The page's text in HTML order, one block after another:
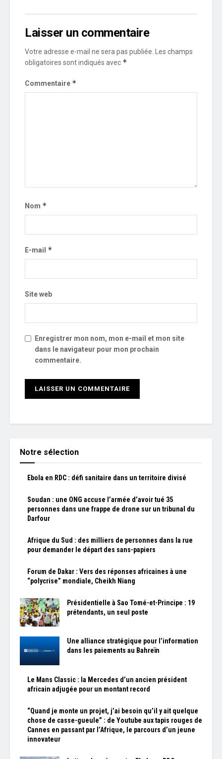
Laisser un commentaire
Votre adresse e-mail ne sera pas publiée. Les champs
obligatoires sont indiqués avec *
Commentaire *
Nom *
E-mail *
Site web
Enregistrer mon nom, mon e-mail et mon site
dans le navigateur pour mon prochain
commentaire.
Notre sélection
Ebola en RDC : défi sanitaire dans un territoire divisé
Soudan : une ONG accuse l’armée d’avoir tué 35
personnes dans une frappe de drone sur un tribunal du
Darfour
Afrique du Sud : des milliers de personnes dans la rue
pour demander le départ des sans-papiers
Forum de Dakar : Vers des réponses africaines à une
“polycrise” mondiale, Cheikh Niang
Présidentielle à Sao Tomé-et-Principe : 19
prétendants, un seul poste
Une alliance stratégique pour l’information
dans les paiements au Bahreïn
Le Mans Classic : la Mercedes d’un ancien président
africain adjugée pour un montant record
“Quand je monte un projet, j’ai besoin qu’il y ait quelque
chose de casse-gueule” : de Youtube aux tapis rouges de
Cannes en passant par l’Afrique, le parcours d’un jeune
innovateur